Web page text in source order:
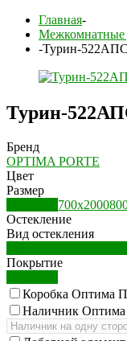
Главная-
Межкомнатные
-Турин-
Турин-
Бренд
OPTIMA PORTE
Цвет
Размер
700х2000
Остекление
Вид остекления
Покрытие
Коробка Оптима
Наличник Оптима